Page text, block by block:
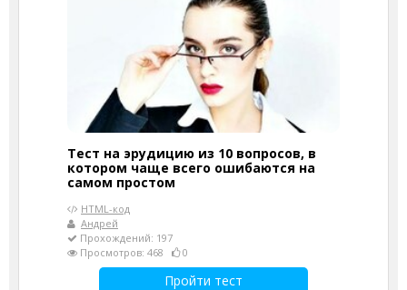
Тест на эрудицию из 10 вопросов, в
котором чаще всего ошибаются на
самом простом
HTML-код
Андрей
Прохождений: 197
Просмотров: 468
0
Пройти тест